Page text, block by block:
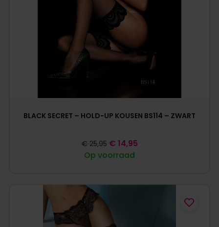
BLACK SECRET – HOLD-UP KOUSEN BS114 – ZWART
Op voorraad
€ 25,95 € 14,95